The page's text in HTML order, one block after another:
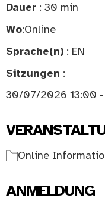
Dauer : 30 min
Wo:Online
Sprache(n) : EN
Sitzungen :
30/07/2026 13:00 -
Online
ANMELDUNG